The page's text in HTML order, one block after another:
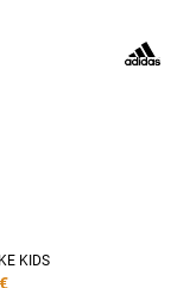
KIDS
€